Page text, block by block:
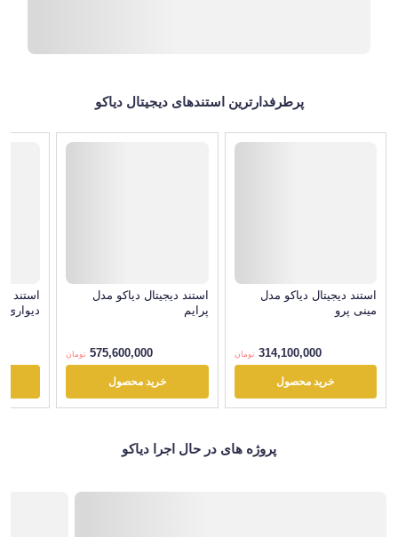
پرطرفدارترین استندهای دیجیتال دیاکو
استند دیجیتال دیاکو مدل
مینی پرو
314,100,000 تومان
خرید محصول
استند دیجیتال دیاکو مدل
پرایم
575,600,000 تومان
خرید محصول
استند
دیواری
پروژه های در حال اجرا دیاکو